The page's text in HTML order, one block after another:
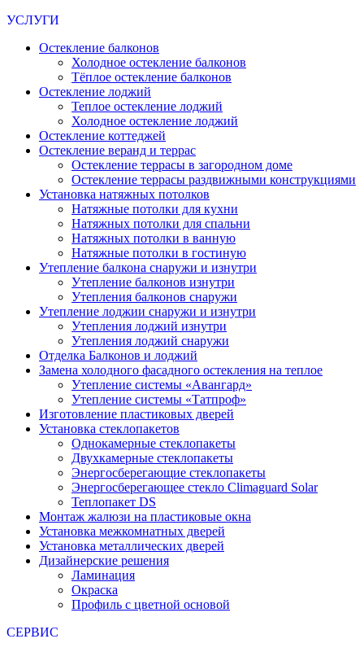
УСЛУГИ
Остекление балконов
Холодное остекление балконов
Тёплое остекление балконов
Остекление лоджий
Теплое остекление лоджий
Холодное остекление лоджий
Остекление коттеджей
Остекление веранд и террас
Остекление террасы в загородном доме
Остекление террасы раздвижными конструкциями
Установка натяжных потолков
Натяжные потолки для кухни
Натяжных потолки для спальни
Натяжных потолки в ванную
Натяжные потолки в гостиную
Утепление балкона снаружи и изнутри
Утепление балконов изнутри
Утепления балконов снаружи
Утепление лоджии снаружи и изнутри
Утепления лоджий изнутри
Утепления лоджий снаружи
Отделка Балконов и лоджий
Замена холодного фасадного остекления на теплое
Утепление системы «Авангард»
Утепление системы «Татпроф»
Изготовление пластиковых дверей
Установка стеклопакетов
Однокамерные стеклопакеты
Двухкамерные стеклопакеты
Энергосберегающие стеклопакеты
Энергосберегающее стекло Climaguard Solar
Теплопакет DS
Монтаж жалюзи на пластиковые окна
Установка межкомнатных дверей
Установка металлических дверей
Дизайнерские решения
Ламинация
Окраска
Профиль с цветной основой
СЕРВИС